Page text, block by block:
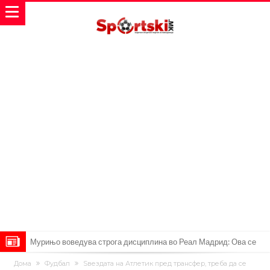
Тикет на денот (сабота, 08.08.2026)
Дома Фудбал
Ѕвездата на Атлетик пред трансфер, треба да се